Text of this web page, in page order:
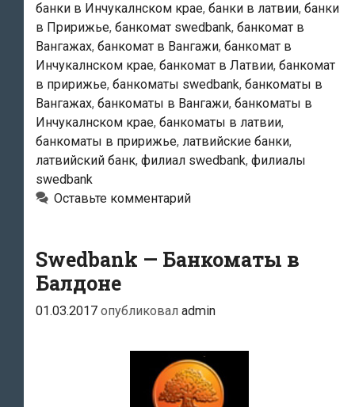
банки в Инчукалнском крае, банки в латвии, банки
в Пририжье, банкомат swedbank, банкомат в
Вангажах, банкомат в Вангажи, банкомат в
Инчукалнском крае, банкомат в Латвии, банкомат
в пририжье, банкоматы swedbank, банкоматы в
Вангажах, банкоматы в Вангажи, банкоматы в
Инчукалнском крае, банкоматы в латвии,
банкоматы в пририжье, латвийские банки,
латвийский банк, филиал swedbank, филиалы
swedbank
Оставьте комментарий
Swedbank — Банкоматы в
Балдоне
01.03.2017 опубликовал admin